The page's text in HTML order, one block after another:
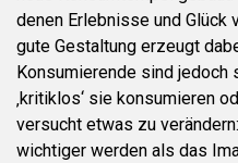
denen Erlebnisse und Glück
gute Gestaltung erzeugt
Konsumierende sind
‚kritiklos‘ sie konsumieren
versucht etwas zu
wichtiger werden als das